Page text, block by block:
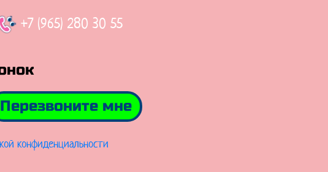
+7 (965) 280 30 55
Перезвоните мне
конфиденциальности